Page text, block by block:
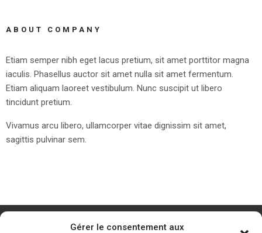
Gérer le consentement aux
ABOUT COMPANY
Etiam semper nibh eget lacus pretium, sit amet porttitor magna
iaculis. Phasellus auctor sit amet nulla sit amet fermentum.
Etiam aliquam laoreet vestibulum. Nunc suscipit ut libero
tincidunt pretium.
Vivamus arcu libero, ullamcorper vitae dignissim sit amet,
sagittis pulvinar sem.